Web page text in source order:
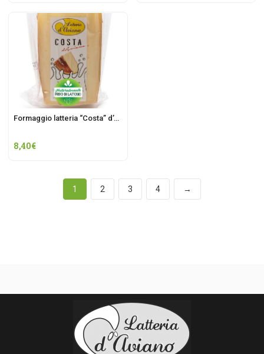
Formaggio latteria “Costa” d’Aviano fresco
8,40€
1 2 3 4 →